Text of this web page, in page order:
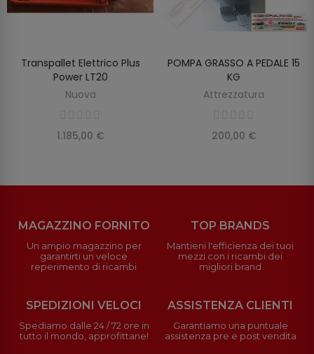
SCOPRIRE
Transpallet Elettrico Plus
Power LT20
Nuova
1.185,00 €
SCOPRIRE
POMPA GRASSO A PEDALE 15
KG
Attrezzatura
200,00 €
MAGAZZINO FORNITO
Un ampio magazzino per
garantirti un veloce
reperimento di ricambi
TOP BRANDS
Mantieni l'efficienza dei tuoi
mezzi con i ricambi dei
migliori brand
SPEDIZIONI VELOCI
Spediamo dalle 24 / 72 ore in
tutto il mondo, approfittane!
ASSISTENZA CLIENTI
Garantiamo una puntuale
assistenza pre e post vendita